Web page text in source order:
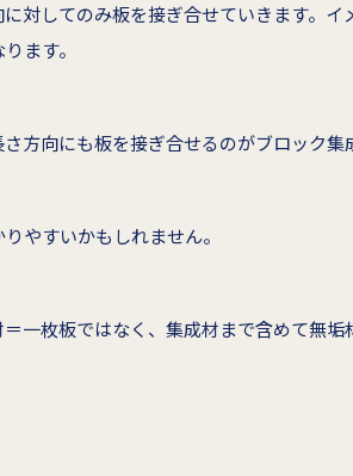
対してのみ板を接ぎ合せていきます。
ます。
方向にも板を接ぎ合せるのがブロック集
やすいかもしれません。
一枚板ではなく、集成材まで含めて無垢